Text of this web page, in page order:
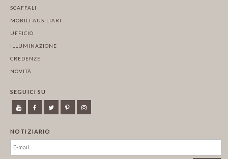
SCAFFALI
MOBILI AUSILIARI
UFFICIO
ILLUMINAZIONE
CREDENZE
NOVITÀ
SEGUICI SU
NOTIZIARIO